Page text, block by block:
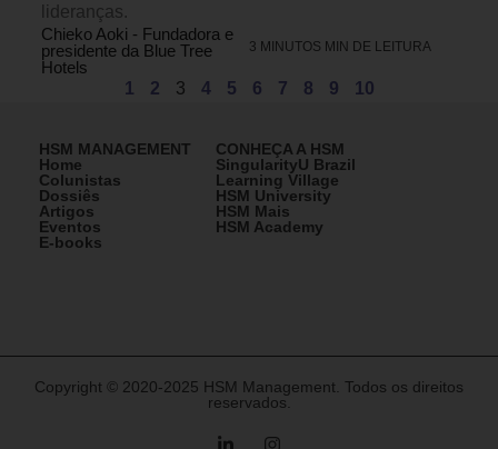
lideranças.
Chieko Aoki - Fundadora e
presidente da Blue Tree
Hotels
3 MINUTOS MIN DE LEITURA
1 2 3 4 5 6 7 8 9 10
HSM MANAGEMENT
Home
Colunistas
Dossiês
Artigos
Eventos
E-books
CONHEÇA A HSM
SingularityU Brazil
Learning Village
HSM University
HSM Mais
HSM Academy
Copyright © 2020-2025 HSM Management. Todos os direitos
reservados.